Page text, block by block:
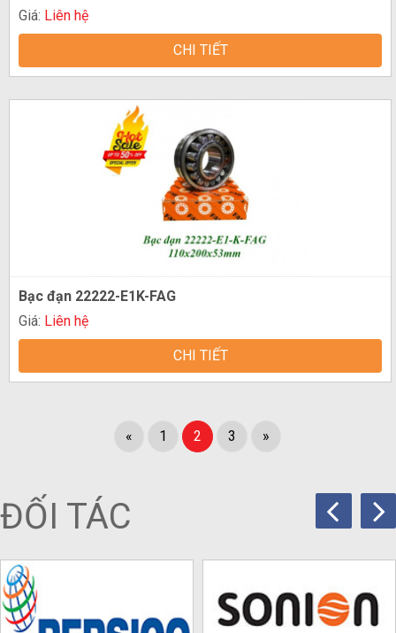
Giá: Liên hệ
CHI TIẾT
Bạc đạn 22222-E1K-FAG
Giá: Liên hệ
CHI TIẾT
« 1 2 3 »
ĐỐI TÁC